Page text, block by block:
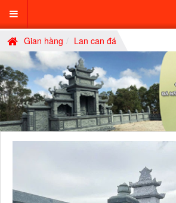
Gian hàng Lan can đá